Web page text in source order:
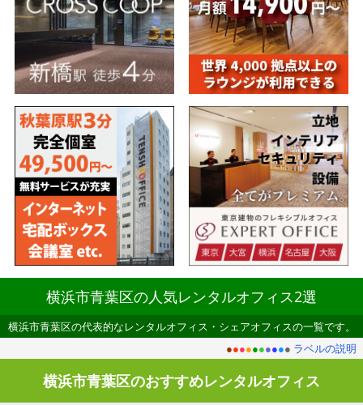
横浜市青葉区の人気レンタルオフィス2選
横浜市青葉区の代表的なレンタルオフィス・シェアオフィスの一覧です。
●●●●●●●●●● ラベルの説明
横浜市青葉区のおすすめレンタルオフィス